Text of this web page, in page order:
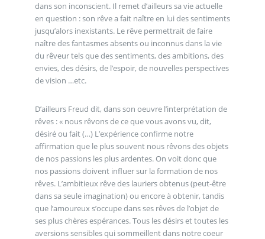
dans son inconscient. Il remet d’ailleurs sa vie actuelle
en question : son rêve a fait naître en lui des sentiments
jusqu’alors inexistants. Le rêve permettrait de faire
naître des fantasmes absents ou inconnus dans la vie
du rêveur tels que des sentiments, des ambitions, des
envies, des désirs, de l’espoir, de nouvelles perspectives
de vision …etc.
D’ailleurs Freud dit, dans son oeuvre l’interprétation de
rêves : « nous rêvons de ce que vous avons vu, dit,
désiré ou fait (…) L’expérience confirme notre
affirmation que le plus souvent nous rêvons des objets
de nos passions les plus ardentes. On voit donc que
nos passions doivent influer sur la formation de nos
rêves. L’ambitieux rêve des lauriers obtenus (peut-être
dans sa seule imagination) ou encore à obtenir, tandis
que l’amoureux s’occupe dans ses rêves de l’objet de
ses plus chères espérances. Tous les désirs et toutes les
aversions sensibles qui sommeillent dans notre coeur